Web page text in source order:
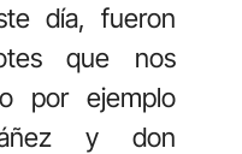
día, fueron
que nos
por ejemplo
y don